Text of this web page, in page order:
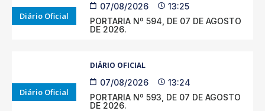
Diário Oficial
07/08/2026
13:25
PORTARIA Nº 594, DE 07 DE AGOSTO
DE 2026.
Diário Oficial
DIÁRIO OFICIAL
07/08/2026
13:24
PORTARIA Nº 593, DE 07 DE AGOSTO
DE 2026.